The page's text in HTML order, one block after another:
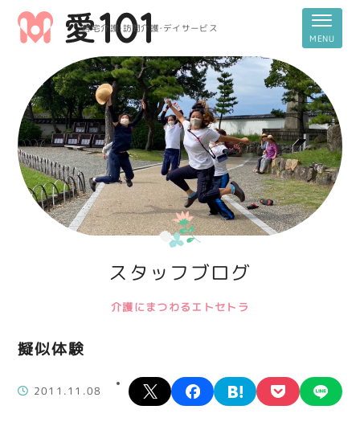
居宅介護・訪問介護・デイサービス
スタッフブログ
介護にまつわるエトセトラ
擬似体験
2011.11.08
X facebookhatena pocket